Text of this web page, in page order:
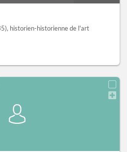
, historien-historienne de l'art